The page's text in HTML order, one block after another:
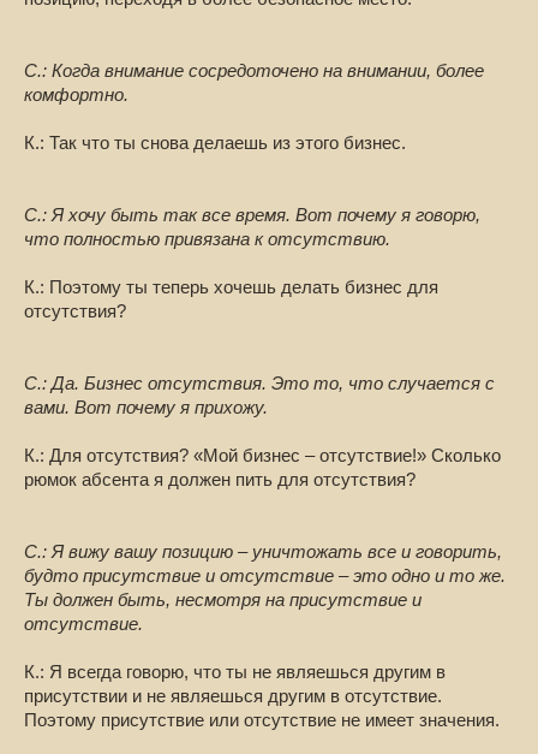
С.: Когда внимание сосредоточено на внимании, более
комфортно.
К.: Так что ты снова делаешь из этого бизнес.
С.: Я хочу быть так все время. Вот почему я говорю,
что полностью привязана к отсутствию.
К.: Поэтому ты теперь хочешь делать бизнес для
отсутствия?
С.: Да. Бизнес отсутствия. Это то, что случается с
вами. Вот почему я прихожу.
К.: Для отсутствия? «Мой бизнес – отсутствие!» Сколько
рюмок абсента я должен пить для отсутствия?
С.: Я вижу вашу позицию – уничтожать все и говорить,
будто присутствие и отсутствие – это одно и то же.
Ты должен быть, несмотря на присутствие и
отсутствие.
К.: Я всегда говорю, что ты не являешься другим в
присутствии и не являешься другим в отсутствие.
Поэтому присутствие или отсутствие не имеет значения.